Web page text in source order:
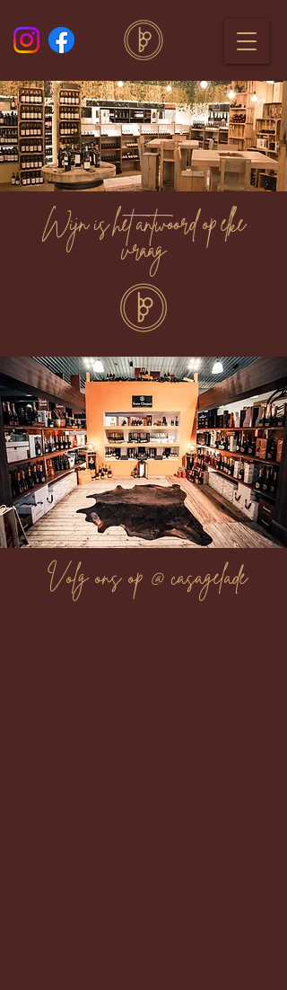
Wijn is het antwoord op elke
vraag
Volg ons op @ casagelade